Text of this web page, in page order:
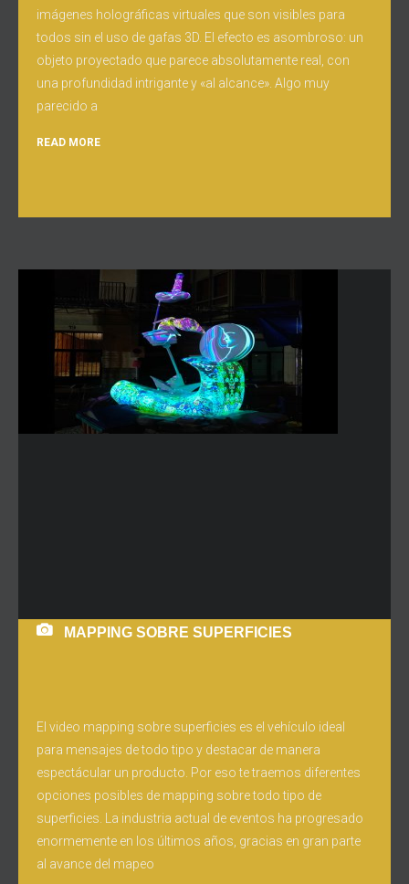
imágenes holográficas virtuales que son visibles para
todos sin el uso de gafas 3D. El efecto es asombroso: un
objeto proyectado que parece absolutamente real, con
una profundidad intrigante y «al alcance». Algo muy
parecido a
READ MORE
MAPPING SOBRE SUPERFICIES
El video mapping sobre superficies es el vehículo ideal
para mensajes de todo tipo y destacar de manera
espectácular un producto. Por eso te traemos diferentes
opciones posibles de mapping sobre todo tipo de
superficies. La industria actual de eventos ha progresado
enormemente en los últimos años, gracias en gran parte
al avance del mapeo